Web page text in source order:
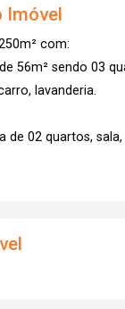
Imóvel
com:
56m² sendo 03
lavanderia.
de 02 quartos,